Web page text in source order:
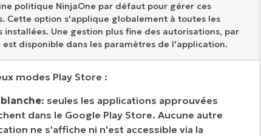
politique NinjaOne par défaut pour gérer ces
Cette option s'applique globalement à toutes les
installées. Une gestion plus fine des autorisations, par
est disponible dans les paramètres de l'application.
modes Play Store :
: seules les applications approuvées
dans le Google Play Store. Aucune autre
ne s'affiche ni n'est accessible via la